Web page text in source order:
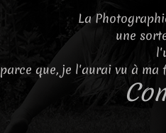
La
une
parce que, je l'aurai vu à ma